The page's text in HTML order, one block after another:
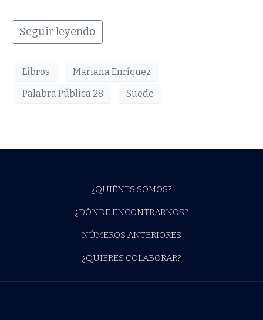
Seguir leyendo
Libros
Mariana Enríquez
Palabra Pública 28
Suede
¿QUIÉNES SOMOS?
¿DÓNDE ENCONTRARNOS?
NÚMEROS ANTERIORES
¿QUIERES COLABORAR?